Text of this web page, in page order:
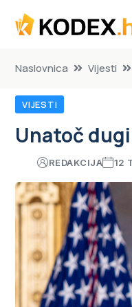
Naslovnica Vijesti
VIJESTI
Unatoč
REDAKCIJA 12